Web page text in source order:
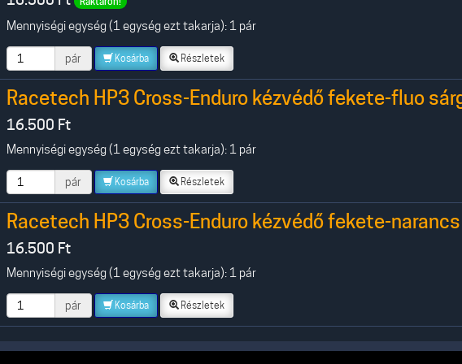
Mennyiségi egység (1 egység ezt takarja): 1 pár
pár Kosárba Részletek
Racetech HP3 Cross-Enduro kézvédő fekete-fluo
16.500 Ft
Mennyiségi egység (1 egység ezt takarja): 1 pár
pár Kosárba Részletek
Racetech HP3 Cross-Enduro kézvédő fekete-narancs
16.500 Ft
Mennyiségi egység (1 egység ezt takarja): 1 pár
pár Kosárba Részletek